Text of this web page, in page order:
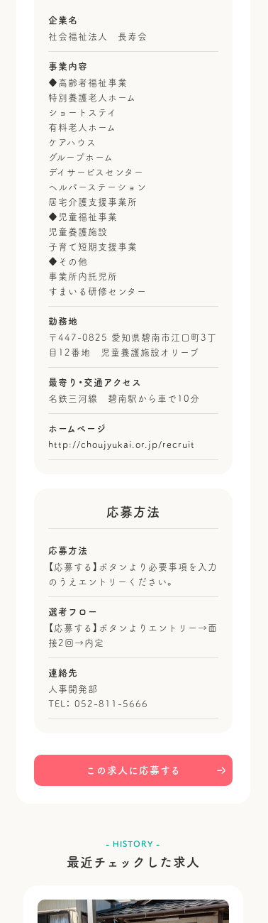
企業名
社会福祉法人 長寿会
事業内容
♦高齢者福祉事業
特別養護老人ホーム
ショートステイ
有料老人ホーム
ケアハウス
グループホーム
デイサービスセンター
ヘルパーステーション
居宅介護支援事業所
♦児童福祉事業
児童養護施設
子育て短期支援事業
♦その他
事業所内託児所
すまいる研修センター
勤務地
〒447-0825 愛知県碧南市江口町3丁
目12番地 児童養護施設オリーブ
最寄り・ 交通アクセス
名鉄三河線 碧南駅から車で10分
ホームページ
http://choujyukai.or.jp/recruit
応募方法
応募方法
【応募する】ボタンより必要事項を入力
のうえエントリーください。
選考フロー
【応募する】ボタンよりエントリー→面
接2回→内定
連絡先
人事開発部
TEL： 052-811-5666
この求人に応募する
- HISTORY -
最近チェックした求人